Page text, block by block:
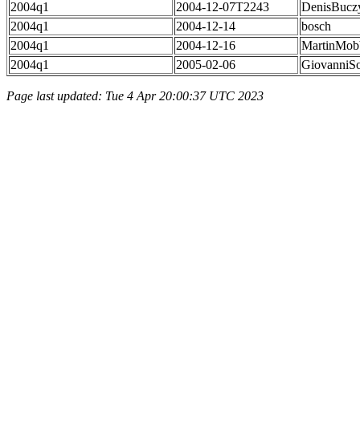
2004q1
2004-12-07T2243
2004q1
2004-12-14
bosch
2004q1
2004-12-16
2004q1
2005-02-06
Page last updated: Tue 4 Apr 20:00:37 UTC 2023